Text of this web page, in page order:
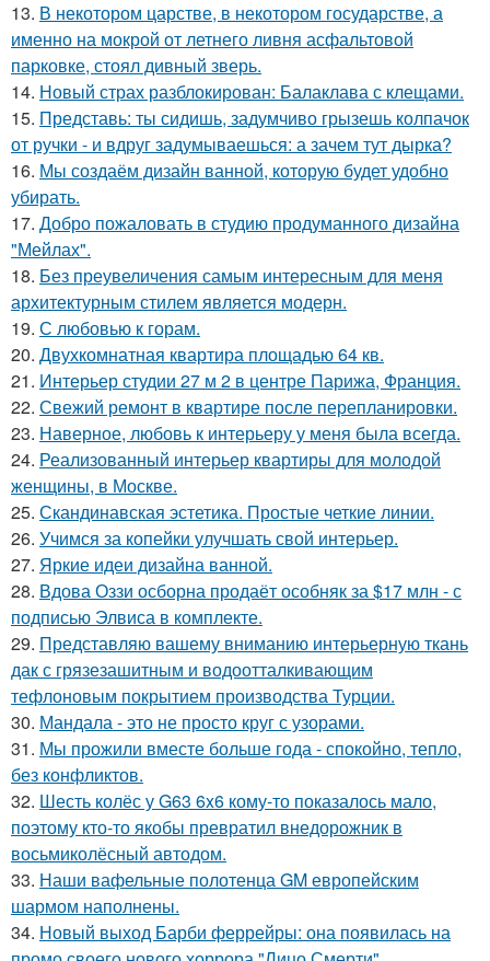
13. В некотором царстве, в некотором государстве, а
именно на мокрой от летнего ливня асфальтовой
парковке, стоял дивный зверь.
14. Новый страх разблокирован: Балаклава с клещами.
15. Представь: ты сидишь, задумчиво грызешь колпачок
от ручки - и вдруг задумываешься: а зачем тут дырка?
16. Мы создаём дизайн ванной, которую будет удобно
убирать.
17. Добро пожаловать в студию продуманного дизайна
"Мейлах".
18. Без преувеличения самым интересным для меня
архитектурным стилем является модерн.
19. С любовью к горам.
20. Двухкомнатная квартира площадью 64 кв.
21. Интерьер студии 27 м 2 в центре Парижа, Франция.
22. Свежий ремонт в квартире после перепланировки.
23. Наверное, любовь к интерьеру у меня была всегда.
24. Реализованный интерьер квартиры для молодой
женщины, в Москве.
25. Скандинавская эстетика. Простые четкие линии.
26. Учимся за копейки улучшать свой интерьер.
27. Яркие идеи дизайна ванной.
28. Вдова Оззи осборна продаёт особняк за $17 млн - с
подписью Элвиса в комплекте.
29. Представляю вашему вниманию интерьерную ткань
дак с грязезашитным и водоотталкивающим
тефлоновым покрытием производства Турции.
30. Мандала - это не просто круг с узорами.
31. Мы прожили вместе больше года - спокойно, тепло,
без конфликтов.
32. Шесть колёс у G63 6x6 кому-то показалось мало,
поэтому кто-то якобы превратил внедорожник в
восьмиколёсный автодом.
33. Наши вафельные полотенца GM европейским
шармом наполнены.
34. Новый выход Барби феррейры: она появилась на